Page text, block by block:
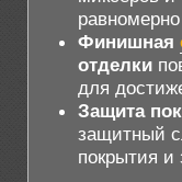
Финишная
отделки
для
Защита
защитный
покрытия